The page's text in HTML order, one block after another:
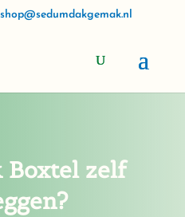
Boxtel zelf